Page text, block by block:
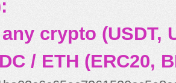
crypto (USDT,
/ ETH (ERC20,